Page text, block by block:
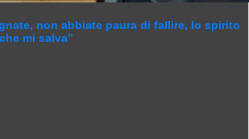
non abbiate paura di fallire, lo spirito
mi salva”